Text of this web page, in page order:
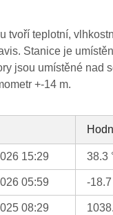
tvoří teplotní,
Stanice je
jsou umístěné nad
+-14 m.
15:29 38.3
05:59 -18.7
08:29